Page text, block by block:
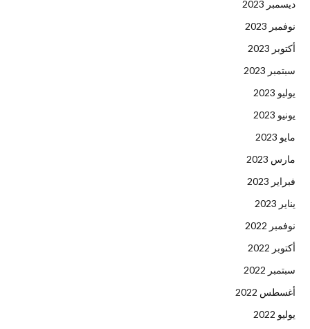
ديسمبر 2023
نوفمبر 2023
أكتوبر 2023
سبتمبر 2023
يوليو 2023
يونيو 2023
مايو 2023
مارس 2023
فبراير 2023
يناير 2023
نوفمبر 2022
أكتوبر 2022
سبتمبر 2022
أغسطس 2022
يوليو 2022